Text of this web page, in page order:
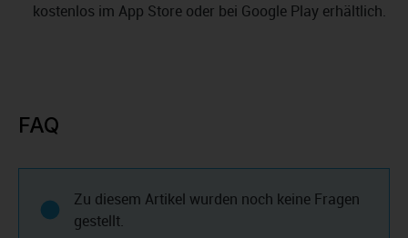
kostenlos im App Store oder bei Google Play erhältlich.
FAQ
Zu diesem Artikel wurden noch keine Fragen
gestellt.